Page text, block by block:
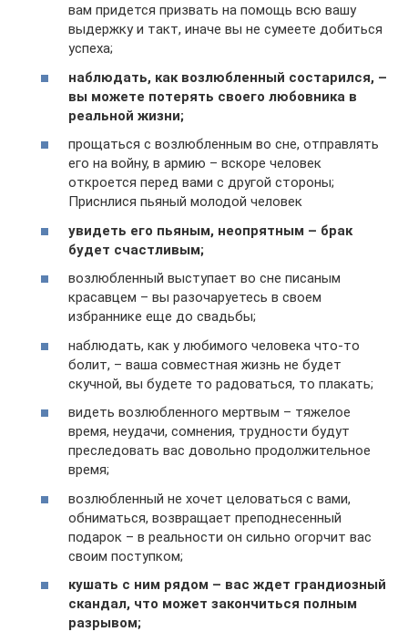
вам придется призвать на помощь всю вашу
выдержку и такт, иначе вы не сумеете добиться
успеха;
наблюдать, как возлюбленный состарился, –
вы можете потерять своего любовника в
реальной жизни;
прощаться с возлюбленным во сне, отправлять
его на войну, в армию – вскоре человек
откроется перед вами с другой стороны;
Приснлися пьяный молодой человек
увидеть его пьяным, неопрятным – брак
будет счастливым;
возлюбленный выступает во сне писаным
красавцем – вы разочаруетесь в своем
избраннике еще до свадьбы;
наблюдать, как у любимого человека что-то
болит, – ваша совместная жизнь не будет
скучной, вы будете то радоваться, то плакать;
видеть возлюбленного мертвым – тяжелое
время, неудачи, сомнения, трудности будут
преследовать вас довольно продолжительное
время;
возлюбленный не хочет целоваться с вами,
обниматься, возвращает преподнесенный
подарок – в реальности он сильно огорчит вас
своим поступком;
кушать с ним рядом – вас ждет грандиозный
скандал, что может закончиться полным
разрывом;